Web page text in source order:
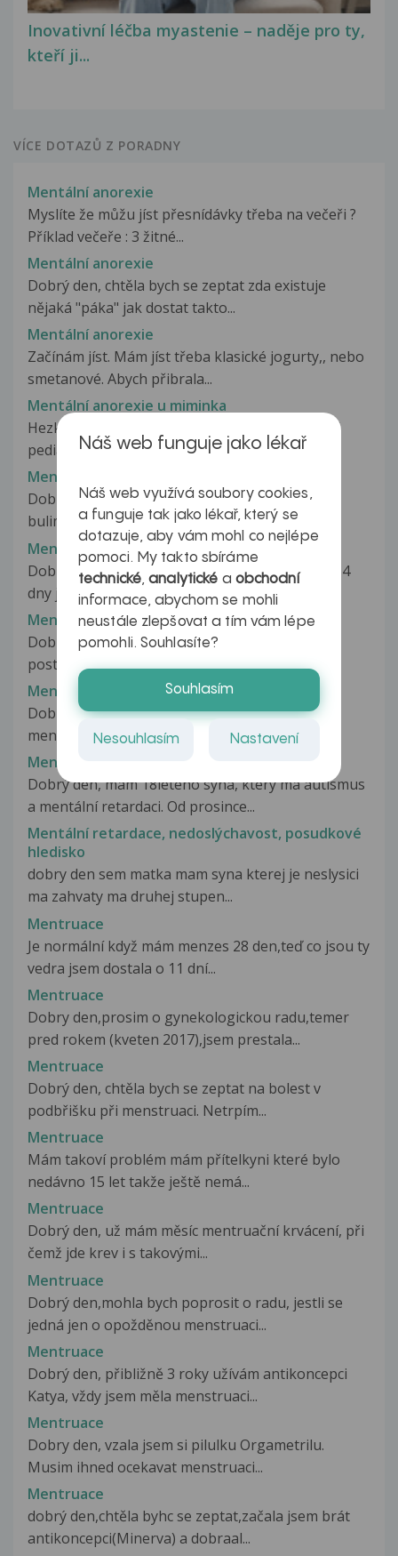
Inovativní léčba myastenie – naděje pro ty,
kteří ji...
VÍCE DOTAZŮ Z PORADNY
Mentální anorexie
Myslíte že můžu jíst přesnídávky třeba na večeři ?
Příklad večeře : 3 žitné...
Mentální anorexie
Dobrý den, chtěla bych se zeptat zda existuje
nějaká "páka" jak dostat takto...
Mentální anorexie
Začínám jíst. Mám jíst třeba klasické jogurty,, nebo
smetanové. Abych přibrala...
Mentální anorexie u miminka
Hezký den, u 4 měsíčního miminka byla kvalitní
pediatričkou diagnostikována...
Mentální bulimie
Dobrý den, Už skoro deset let trpim mentální
bulimii. Několikrát jsem se...
Mentální bulimie
Dobrý den. Cítím a myslim ze mám problém. Už 4
dny je mi zle. Cítím jak me...
Mentální retardace
Dobrý den mám 13dceru ma lehké mentální
postižení potrebuju poradit jak ji chránit...
Mentální retardace
Dobrý den, jakým způsobem diagnostikovat
mentální retardaci v dospělosti...
Mentální retardace a medikace
Dobrý den, mám 18letého syna, který má autismus
a mentální retardaci. Od prosince...
Mentální retardace, nedoslýchavost, posudkové
hledisko
dobry den sem matka mam syna kterej je neslysici
ma zahvaty ma druhej stupen...
Mentruace
Je normální když mám menzes 28 den,teď co jsou ty
vedra jsem dostala o 11 dní...
Mentruace
Dobry den,prosim o gynekologickou radu,temer
pred rokem (kveten 2017),jsem prestala...
Mentruace
Dobrý den, chtěla bych se zeptat na bolest v
podbřišku při menstruaci. Netrpím...
Mentruace
Mám takoví problém mám přítelkyni které bylo
nedávno 15 let takže ještě nemá...
Mentruace
Dobrý den, už mám měsíc mentruační krvácení, při
čemž jde krev i s takovými...
Mentruace
Dobrý den,mohla bych poprosit o radu, jestli se
jedná jen o opožděnou menstruaci...
Mentruace
Dobrý den, přibližně 3 roky užívám antikoncepci
Katya, vždy jsem měla menstruaci...
Mentruace
Dobry den, vzala jsem si pilulku Orgametrilu.
Musim ihned ocekavat menstruaci...
Mentruace
dobrý den,chtěla byhc se zeptat,začala jsem brát
antikoncepci(Minerva) a dobraal...
Náš web funguje jako lékař
Náš web využívá soubory cookies,
a funguje tak jako lékař, který se
dotazuje, aby vám mohl co nejlépe
pomoci. My takto sbíráme
technické,analytické a obchodní
informace, abychom se mohli
neustále zlepšovat a tím vám lépe
pomohli. Souhlasíte?
Souhlasím
Nesouhlasím Nastavení